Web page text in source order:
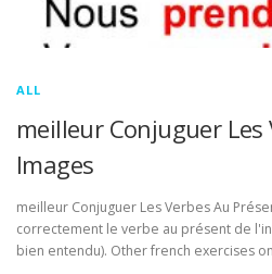
ALL
meilleur Conjuguer Les
Images
meilleur Conjuguer Les Verbes Au
correctement le verbe au présent de
bien entendu). Other french exercises